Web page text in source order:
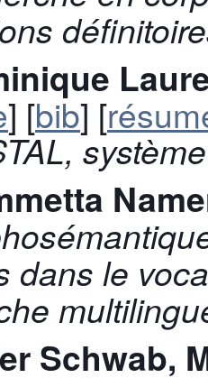
] [bib] [
dans le
Schwab,